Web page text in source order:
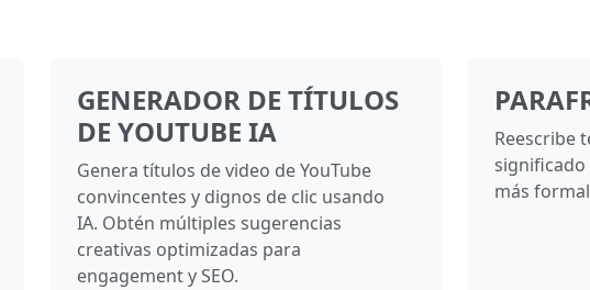
GENERADOR DE TÍTULOS
DE YOUTUBE IA
Genera títulos de video de YouTube
convincentes y dignos de clic usando
IA. Obtén múltiples sugerencias
creativas optimizadas para
engagement y SEO.
Reescribe
significado
más